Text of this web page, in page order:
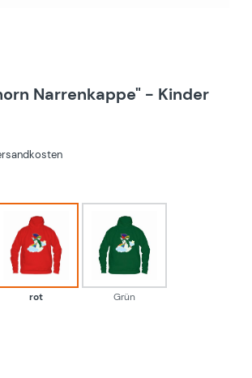
Narrenkappe" - Kinder
rot
rot
Grün
Grün